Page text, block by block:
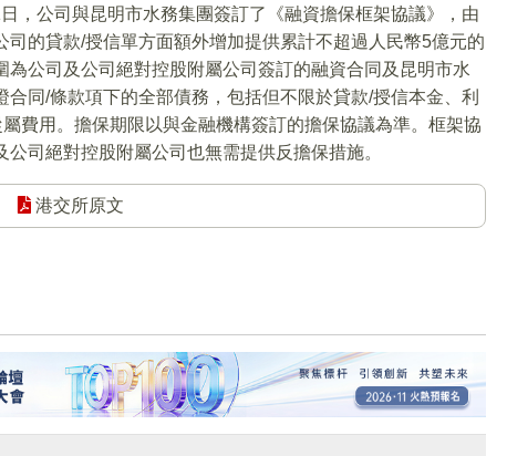
，公司與昆明市水務集團簽訂了《融資擔保框架協議》，由
的貸款/授信單方面額外增加提供累計不超過人民幣5億元的
公司及公司絕對控股附屬公司簽訂的融資合同及昆明市水
同/條款項下的全部債務，包括但不限於貸款/授信本金、利
費用。擔保期限以與金融機構簽訂的擔保協議為準。框架協
司絕對控股附屬公司也無需提供反擔保措施。
港交所原文